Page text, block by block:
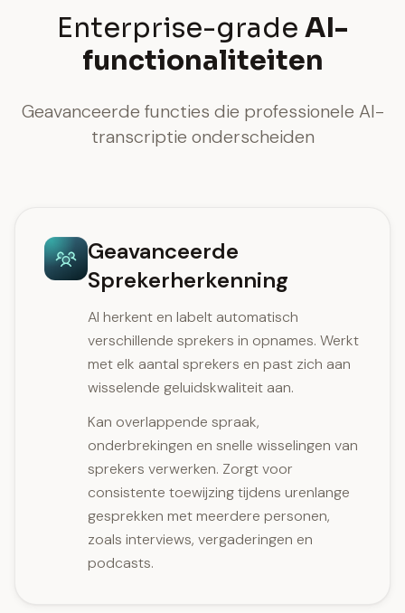
Enterprise-grade AI-
functionaliteiten
Geavanceerde functies die professionele AI-
transcriptie onderscheiden
Geavanceerde
Sprekerherkenning
AI herkent en labelt automatisch
verschillende sprekers in opnames. Werkt
met elk aantal sprekers en past zich aan
wisselende geluidskwaliteit aan.
Kan overlappende spraak,
onderbrekingen en snelle wisselingen van
sprekers verwerken. Zorgt voor
consistente toewijzing tijdens urenlange
gesprekken met meerdere personen,
zoals interviews, vergaderingen en
podcasts.